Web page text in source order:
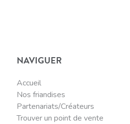
NAVIGUER
Accueil
Nos friandises
Partenariats/Créateurs
Trouver un point de vente